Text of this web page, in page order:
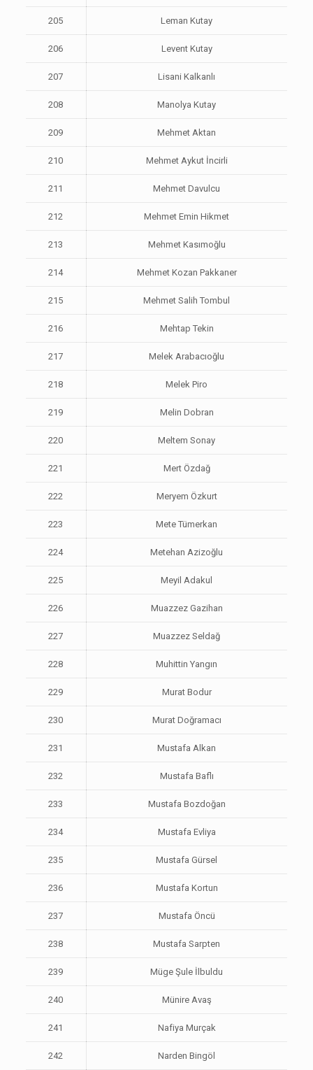
205 Leman Kutay
206 Levent Kutay
207 Lisani Kalkanlı
208 Manolya Kutay
209 Mehmet Aktan
210 Mehmet Aykut İncirli
211 Mehmet Davulcu
212 Mehmet Emin Hikmet
213 Mehmet Kasımoğlu
214 Mehmet Kozan Pakkaner
215 Mehmet Salih Tombul
216 Mehtap Tekin
217 Melek Arabacıoğlu
218 Melek Piro
219 Melin Dobran
220 Meltem Sonay
221 Mert Özdağ
222 Meryem Özkurt
223 Mete Tümerkan
224 Metehan Azizoğlu
225 Meyil Adakul
226 Muazzez Gazihan
227 Muazzez Seldağ
228 Muhittin Yangın
229 Murat Bodur
230 Murat Doğramacı
231 Mustafa Alkan
232 Mustafa Baflı
233 Mustafa Bozdoğan
234 Mustafa Evliya
235 Mustafa Gürsel
236 Mustafa Kortun
237 Mustafa Öncü
238 Mustafa Sarpten
239 Müge Şule İlbuldu
240 Münire Avaş
241 Nafiya Murçak
242 Narden Bingöl